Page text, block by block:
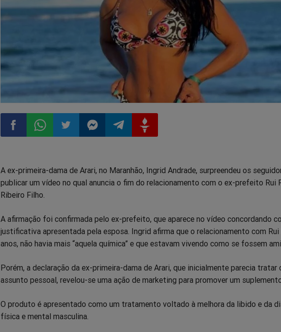
no
Facebook
no
Whatsapp
no
no
no
no
A ex-primeira-dama de Arari, no Maranhão, Ingrid Andrade, surpreendeu os
publicar um vídeo no qual anuncia o fim do relacionamento com o ex-prefeito Rui
Ribeiro Filho.
A afirmação foi confirmada pelo ex-prefeito, que aparece no vídeo concordando
justificativa apresentada pela esposa. Ingrid afirma que o relacionamento com Rui
anos, não havia mais “aquela química” e que estavam vivendo como se fossem
Porém, a declaração da ex-primeira-dama de Arari, que inicialmente parecia tratar
assunto pessoal, revelou-se uma ação de marketing para promover um
O produto é apresentado como um tratamento voltado à melhora da libido e da
física e mental masculina.